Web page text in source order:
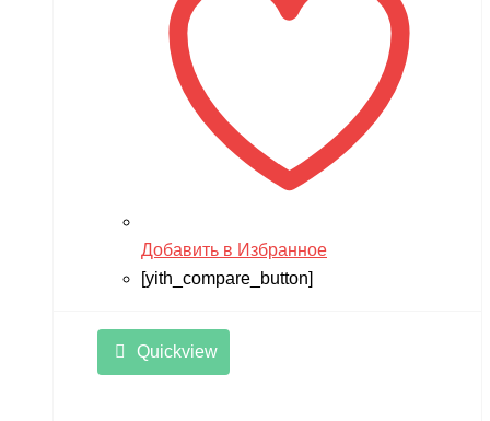
Добавить в Избранное
[yith_compare_button]
Quickview